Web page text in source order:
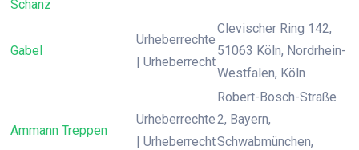
Schanz
Gabel
Urheberrechte
| Urheberrecht
Clevischer Ring 142,
51063 Köln, Nordrhein-
Westfalen, Köln
Ammann Treppen
Urheberrechte
| Urheberrecht
Robert-Bosch-Straße
2, Bayern,
Schwabmünchen,